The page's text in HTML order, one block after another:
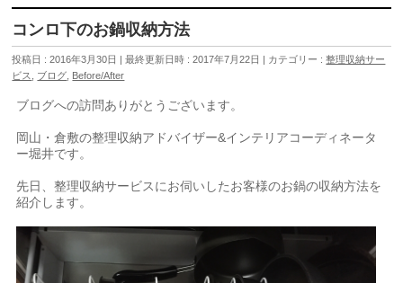
コンロ下のお鍋収納方法
投稿日 : 2016年3月30日 最終更新日時 : 2017年7月22日 カテゴリー :整理収納サー
ビス
ブログ Before/After
ブログへの訪問ありがとうございます。
岡山・倉敷の整理収納アドバイザー&インテリアコーディネータ
ー堀井です。
先日、整理収納サービスにお伺いしたお客様のお鍋の収納方法を
紹介します。